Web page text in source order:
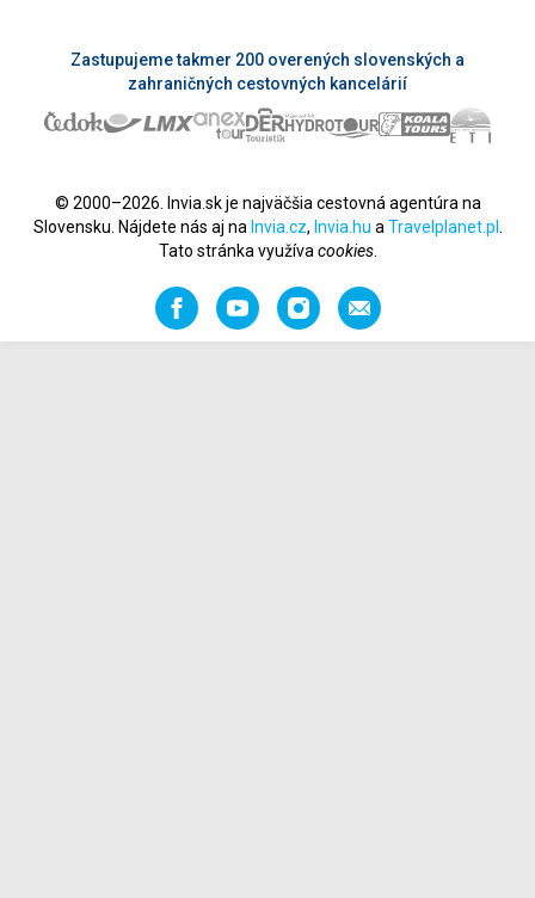
Zastupujeme takmer 200 overených slovenských a
zahraničných cestovných kancelárií
© 2000–2026. Invia.sk je najväčšia cestovná agentúra na
Slovensku. Nájdete nás aj na Invia.cz, Invia.hu a Travelplanet.pl
Tato stránka využíva cookies.
FacebookYouTubeInstagramOdporučiť